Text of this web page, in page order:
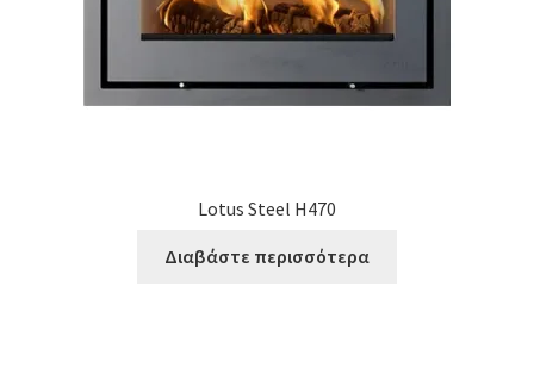
Lotus Steel H470
Διαβάστε περισσότερα